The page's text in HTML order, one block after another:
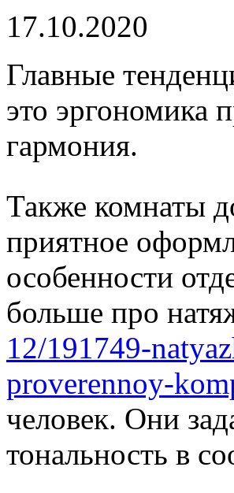
17.10.2020
Главные
это эргономика
гармония.
Также комнаты
приятное
особенности
больше про
12/191749-
proverennoy-
человек. Они
тональность в